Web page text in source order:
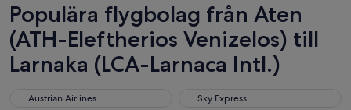
Populära flygbolag från Aten
(ATH-Eleftherios Venizelos) till
Larnaka (LCA-Larnaca Intl.)
Austrian Airlines
Austrian Airlines Sky Express
Sky Express